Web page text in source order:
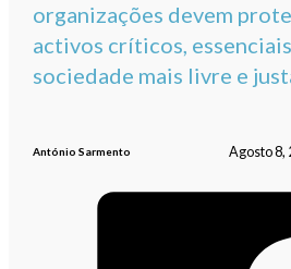
organizações devem
activos críticos,
sociedade mais livre e
António Sarmento Agosto 8,